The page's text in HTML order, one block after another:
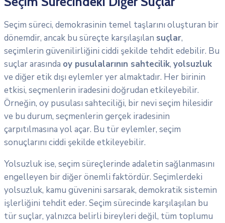
Seçim süreci, demokrasinin temel taşlarını oluşturan bir
dönemdir, ancak bu süreçte karşılaşılan suçlar,
seçimlerin güvenilirliğini ciddi şekilde tehdit edebilir. Bu
suçlar arasında oy pusulalarının sahtecilik, yolsuzluk
ve diğer etik dışı eylemler yer almaktadır. Her birinin
etkisi, seçmenlerin iradesini doğrudan etkileyebilir.
Örneğin, oy pusulası sahteciliği, bir nevi seçim hilesidir
ve bu durum, seçmenlerin gerçek iradesinin
çarpıtılmasına yol açar. Bu tür eylemler, seçim
sonuçlarını ciddi şekilde etkileyebilir.
Yolsuzluk ise, seçim süreçlerinde adaletin sağlanmasını
engelleyen bir diğer önemli faktördür. Seçimlerdeki
yolsuzluk, kamu güvenini sarsarak, demokratik sistemin
işlerliğini tehdit eder. Seçim sürecinde karşılaşılan bu
tür suçlar, yalnızca belirli bireyleri değil, tüm toplumu